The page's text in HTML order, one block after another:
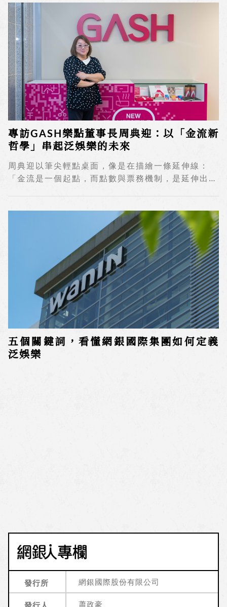
專訪GASH樂點董事長周典迎：以「金流新
哲學」串起泛娛樂的未來
周典迎以筆尖輕點桌面，像是在描繪一條延伸線：
「金流是一個起點，而點數與票務機制，是延伸出去
五個關鍵詞，看懂網銀國際集團如何定義
泛娛樂
發行所 網銀國際股份有限公司
發行人 蕭政豪